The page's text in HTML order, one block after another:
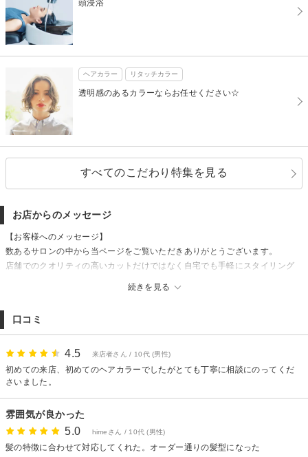
頭浸浴
ヘアカラー リタッチカラー
透明感のあるカラーならお任せください☆
すべてのこだわり特集を見る
お店からのメッセージ
続きを見る
【お客様へのメッセージ】
数あるサロンの中から当ページをご覧いただきありがとうございます。
店舗でのクオリティの高いカットだけではなく自宅でも手軽にスタイリング
皆様のご来店心よりお待ちしております。
【アクセス】
出町柳駅から今出川通りを西に【同志社大学の方に】向かって徒歩10分。
または今出川駅の３番出口から出町柳の方に向かって徒歩10分。
エズブルーというパン屋さんを向かいにして右手のマンションの2階になりま
す。階段でお上がりください
口コミ
4.5 来店者さん / 10代 (男性)
初めての来店、初めてのヘアカラーでしたがとても丁寧に相談にのってくだ
さいました。
雰囲気が良かった
5.0 himeさん / 10代 (男性)
髪の特徴に合わせて対応してくれた。オーダー通りの髪型になった